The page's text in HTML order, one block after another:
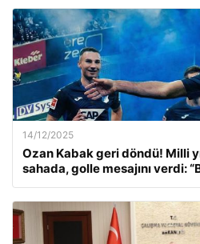
14/12/2025
Ozan Kabak geri döndü! Milli
sahada, golle mesajını verdi: